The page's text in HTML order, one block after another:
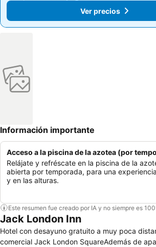
Ver precios
Ver precios
Información importante
Acceso a la piscina de la azotea (por
Relájate y refréscate en la piscina de la
abierta por temporada, para una
y en las alturas.
Este resumen fue creado por IA y no siempre es
Jack London Inn
Hotel con desayuno gratuito a muy poca
comercial Jack London SquareAdemás de